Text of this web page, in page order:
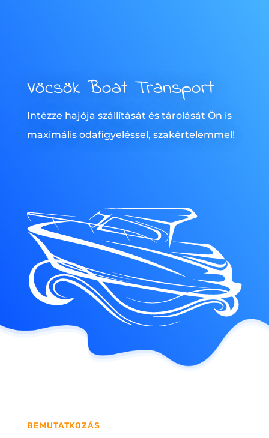
Vöcsök Boat Transport
Intézze hajója szállítását és tárolását Ön is
maximális odafigyeléssel, szakértelemmel!
BEMUTATKOZÁS